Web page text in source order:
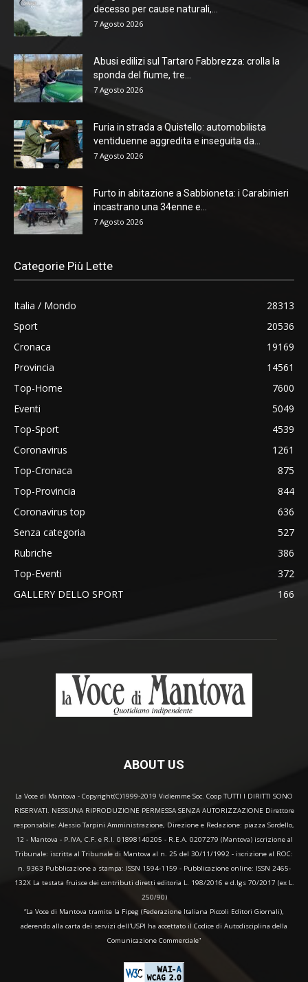
decesso per cause naturali,...
7 Agosto 2026
Abusi edilizi sul Tartaro Fabbrezza: crolla la
sponda del fiume, tre...
7 Agosto 2026
Furia in strada a Quistello: automobilista
ventiduenne aggredita e inseguita da...
7 Agosto 2026
Furto in abitazione a Sabbioneta: i Carabinieri
incastrano una 34enne e...
7 Agosto 2026
Categorie Più Lette
Italia / Mondo
28313
Sport
20536
Cronaca
19169
Provincia
14561
Top-Home
7600
Eventi
5049
Top-Sport
4539
Coronavirus
1261
Top-Cronaca
875
Top-Provincia
844
Coronavirus top
636
Senza categoria
527
Rubriche
386
Top-Eventi
372
GALLERY DELLO SPORT
166
ABOUT US
La Voce di Mantova - Copyright(C)1999-2019 Vidiemme Soc. Coop TUTTI I DIRITTI SONO
RISERVATI. NESSUNA RIPRODUZIONE PERMESSA SENZA AUTORIZZAZIONE Direttore
responsabile: Alessio Tarpini Amministrazione, Direzione e Redazione: piazza Sordello,
12 - Mantova - P.IVA, C.F. e R.I. 01898140205 - R.E.A. 0207279 (Mantova) iscrizione al
Tribunale: iscritta al Tribunale di Mantova al n. 25 del 30/11/1992 - iscrizione al ROC:
n. 9363 Pubblicazione a stampa: ISSN 1594-1159 - Pubblicazione online: ISSN 2465-
132X La testata fruisce dei contributi diretti editoria L. 198/2016 e d.lgs 70/2017 (ex L.
250/90)
“La Voce di Mantova tramite la Fipeg (Federazione Italiana Piccoli Editori Giornali),
aderendo alla carta dei servizi dell'USPI ha accettato il Codice di Autodisciplina della
Comunicazione Commerciale"